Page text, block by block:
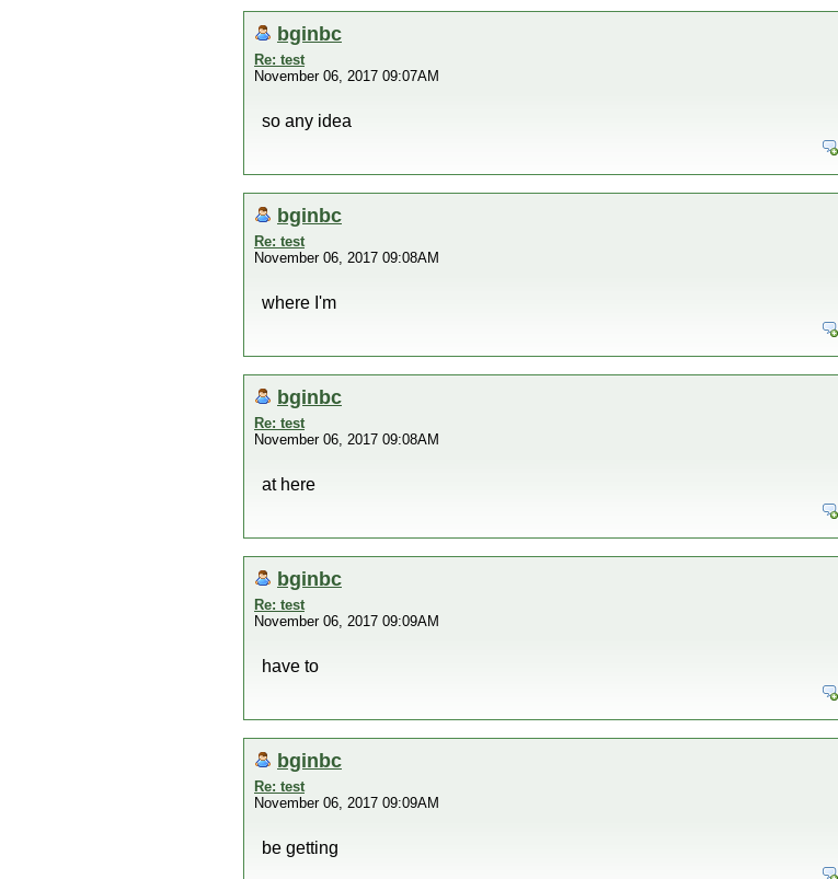
bginbc
Re: test
November 06, 2017 09:07AM
so any idea
bginbc
Re: test
November 06, 2017 09:08AM
where I'm
bginbc
Re: test
November 06, 2017 09:08AM
at here
bginbc
Re: test
November 06, 2017 09:09AM
have to
bginbc
Re: test
November 06, 2017 09:09AM
be getting